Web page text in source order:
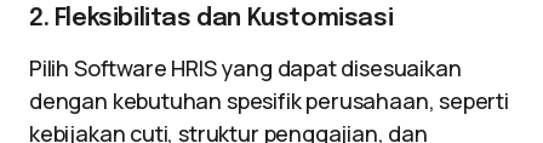
2. Fleksibilitas dan Kustomisasi
Pilih Software HRIS yang dapat disesuaikan
dengan kebutuhan spesifik perusahaan, seperti
kebijakan cuti, struktur penggajian, dan